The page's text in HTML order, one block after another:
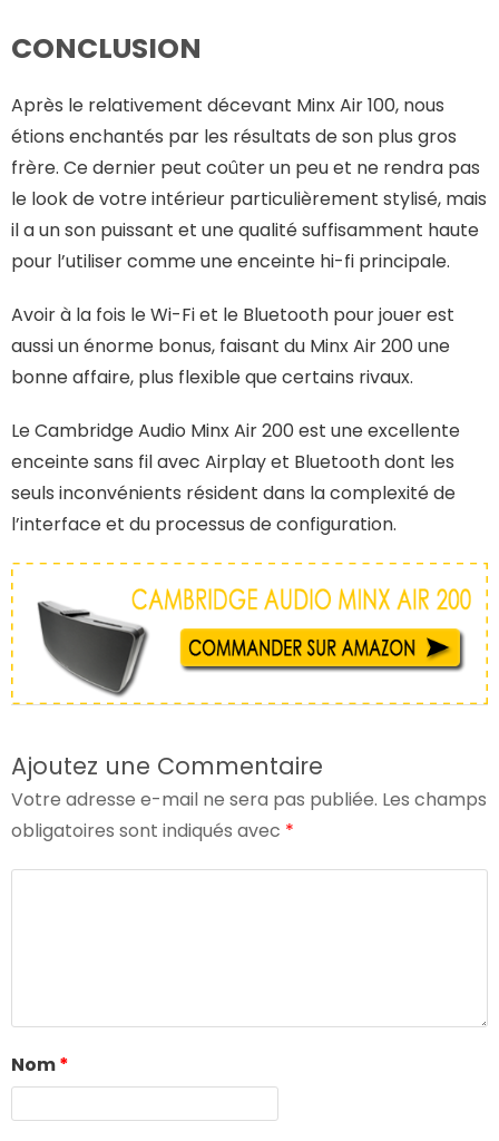
CONCLUSION
Après le relativement décevant Minx Air 100, nous
étions enchantés par les résultats de son plus gros
frère. Ce dernier peut coûter un peu et ne rendra pas
le look de votre intérieur particulièrement stylisé, mais
il a un son puissant et une qualité suffisamment haute
pour l’utiliser comme une enceinte hi-fi principale.
Avoir à la fois le Wi-Fi et le Bluetooth pour jouer est
aussi un énorme bonus, faisant du Minx Air 200 une
bonne affaire, plus flexible que certains rivaux.
Le Cambridge Audio Minx Air 200 est une excellente
enceinte sans fil avec Airplay et Bluetooth dont les
seuls inconvénients résident dans la complexité de
l’interface et du processus de configuration.
Ajoutez une Commentaire
Votre adresse e-mail ne sera pas publiée. Les champs
obligatoires sont indiqués avec *
Nom*